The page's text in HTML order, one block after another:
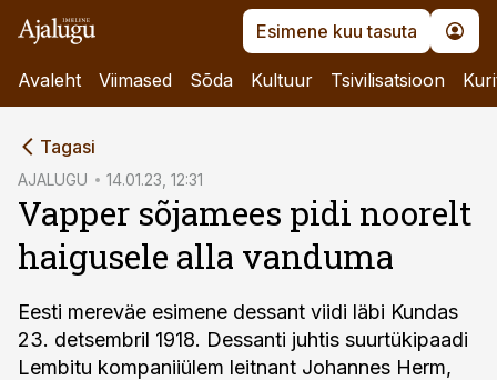
Esimene kuu tasuta
Avaleht Viimased Sõda Kultuur Tsivilisatsioon
Tagasi
AJALUGU 14.01.23, 12:31
Vapper sõjamees pidi noorelt
haigusele alla vanduma
Eesti mereväe esimene dessant viidi läbi Kundas
23. detsembril 1918. Dessanti juhtis suurtükipaadi
Lembitu kompaniiülem leitnant Johannes Herm,